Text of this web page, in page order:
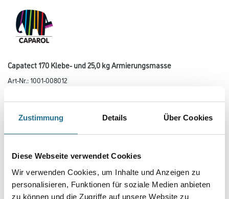
Zustimmung Details Über Cookies
Diese Webseite verwendet Cookies
Wir verwenden Cookies, um Inhalte und Anzeigen zu
personalisieren, Funktionen für soziale Medien anbieten
zu können und die Zugriffe auf unsere Website zu
Capatect 170 Klebe- und 25,0 kg Armierungsmasse
Art-Nr.:1001-008012
Capatect System Keramik, System Feinstein, System Naturstein.